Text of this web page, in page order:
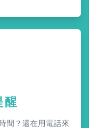
醒
間？還在用電話來